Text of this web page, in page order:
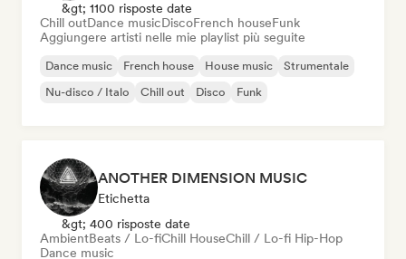
&gt; 1100 risposte date
Chill outDance musicDiscoFrench houseFunk
Aggiungere artisti nelle mie playlist più seguite
Dance music French house House music
Strumentale
Nu-disco / Italo
Chill out Disco Funk
ANOTHER DIMENSION MUSIC
Etichetta
&gt; 400 risposte date
AmbientBeats / Lo-fiChill HouseChill / Lo-fi Hip-Hop
Dance music